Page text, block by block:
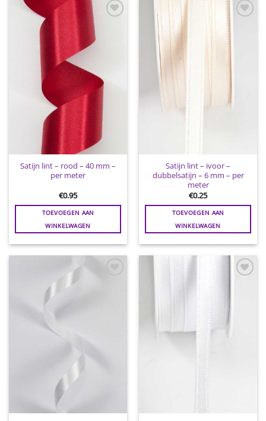
Toevoegen
wenslijst
Satijn lint – rood – 40 mm –
per meter
€0.95
TOEVOEGEN AAN
WINKELWAGEN
Toevoegen
aan
Satijn lint – ivoor –
dubbelsatijn – 6 mm – per
meter
€0.25
TOEVOEGEN AAN
WINKELWAGEN
aan
wenslijst